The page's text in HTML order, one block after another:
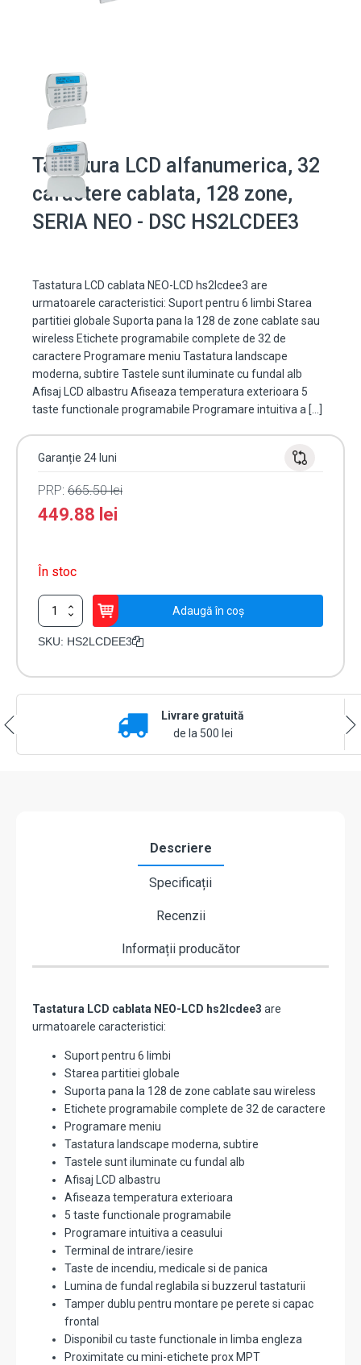
Tastatura LCD alfanumerica, 32
caractere cablata, 128 zone,
SERIA NEO - DSC HS2LCDEE3
Tastatura LCD cablata NEO-LCD hs2lcdee3 are
urmatoarele caracteristici: Suport pentru 6 limbi Starea
partitiei globale Suporta pana la 128 de zone cablate sau
wireless Etichete programabile complete de 32 de
caractere Programare meniu Tastatura landscape
moderna, subtire Tastele sunt iluminate cu fundal alb
Afisaj LCD albastru Afiseaza temperatura exterioara 5
taste functionale programabile Programare intuitiva a […]
Garanție 24 luni
PRP: 665.50lei
449.88 lei
În stoc
Cantitate
Tastatura
LCD
Adaugă în coș
SKU: HS2LCDEE3
Livrare gratuită
de la 500 lei
Descriere
Specificații
Recenzii
Informații producător
Tastatura LCD cablata NEO-LCD hs2lcdee3 are
urmatoarele caracteristici:
Suport pentru 6 limbi
Starea partitiei globale
Suporta pana la 128 de zone cablate sau wireless
Etichete programabile complete de 32 de caractere
Programare meniu
Tastatura landscape moderna, subtire
Tastele sunt iluminate cu fundal alb
Afisaj LCD albastru
Afiseaza temperatura exterioara
5 taste functionale programabile
Programare intuitiva a ceasului
Terminal de intrare/iesire
Taste de incendiu, medicale si de panica
Lumina de fundal reglabila si buzzerul tastaturii
Tamper dublu pentru montare pe perete si capac
frontal
Disponibil cu taste functionale in limba engleza
Proximitate cu mini-etichete prox MPT